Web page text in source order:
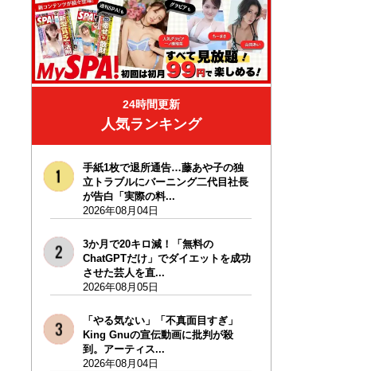
24時間更新
人気ランキング
手紙1枚で退所通告…藤あや子の独
立トラブルにバーニング二代目社長
が告白「実際の料...
2026年08月04日
3か月で20キロ減！「無料の
ChatGPTだけ」でダイエットを成功
させた芸人を直...
2026年08月05日
「やる気ない」「不真面目すぎ」
King Gnuの宣伝動画に批判が殺
到。アーティス...
2026年08月04日